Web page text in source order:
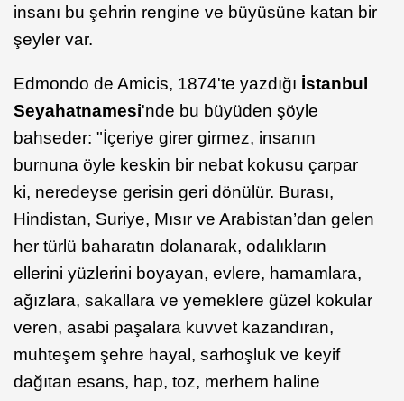
insanı bu şehrin rengine ve büyüsüne katan bir
şeyler var.
Edmondo de Amicis, 1874'te yazdığı İstanbul
Seyahatnamesi'nde bu büyüden şöyle
bahseder: "İçeriye girer girmez, insanın
burnuna öyle keskin bir nebat kokusu çarpar
ki, neredeyse gerisin geri dönülür. Burası,
Hindistan, Suriye, Mısır ve Arabistan’dan gelen
her türlü baharatın dolanarak, odalıkların
ellerini yüzlerini boyayan, evlere, hamamlara,
ağızlara, sakallara ve yemeklere güzel kokular
veren, asabi paşalara kuvvet kazandıran,
muhteşem şehre hayal, sarhoşluk ve keyif
dağıtan esans, hap, toz, merhem haline